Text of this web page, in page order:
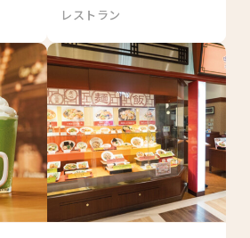
レストラン